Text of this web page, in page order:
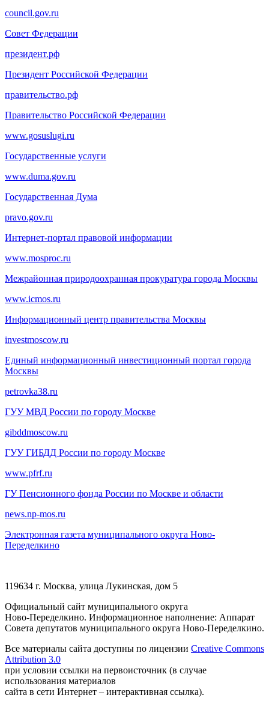
council.gov.ru
Совет Федерации
президент.рф
Президент Российской Федерации
правительство.рф
Правительство Российской Федерации
www.gosuslugi.ru
Государственные услуги
www.duma.gov.ru
Государственная Дума
pravo.gov.ru
Интернет-портал правовой информации
www.mosproc.ru
Межрайонная природоохранная прокуратура города Москвы
www.icmos.ru
Информационный центр правительства Москвы
investmoscow.ru
Единый информационный инвестиционный портал города
Москвы
petrovka38.ru
ГУУ МВД России по городу Москве
gibddmoscow.ru
ГУУ ГИБДД России по городу Москве
www.pfrf.ru
ГУ Пенсионного фонда России по Москве и области
news.np-mos.ru
Электронная газета муниципального округа Ново-
Переделкино
119634 г. Москва, улица Лукинская, дом 5
Официальный сайт муниципального округа
Ново-Переделкино. Информационное наполнение: Аппарат
Совета депутатов муниципального округа Ново-Переделкино.
Все материалы сайта доступны по лицензии Creative Commons
Attribution 3.0
при условии ссылки на первоисточник (в случае
использования материалов
сайта в сети Интернет – интерактивная ссылка).